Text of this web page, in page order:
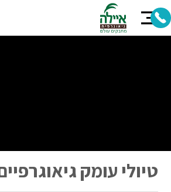
טיולי עומק